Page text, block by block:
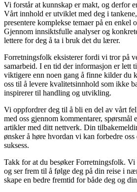
Vi forstår at kunnskap er makt, og derfor
Vårt innhold er utviklet med deg i
presentere komplekse temaer på en enkel
Gjennom innsiktsfulle analyser og
lettere for deg å ta i bruk det du lærer.
Forretningsfolk eksisterer fordi vi tror på
samarbeid. I en tid der informasjon er lett
viktigere enn noen gang å finne kilder du
oss til å levere kvalitetsinnhold som ikke
inspirerer til handling og utvikling.
Vi oppfordrer deg til å bli en del av vårt
med oss gjennom kommentarer, spørsmål
artikler med ditt nettverk. Din
ønsker å høre hvordan vi kan forbedre
suksess.
Takk for at du besøker Forretningsfolk. Vi
og ser frem til å følge deg på din reise i
skape en bedre fremtid for både deg og